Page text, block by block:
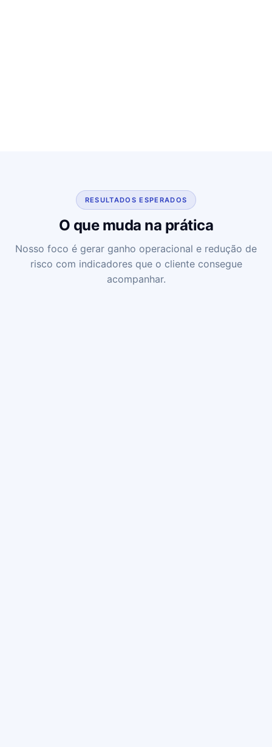
RESULTADOS ESPERADOS
O que muda na prática
Nosso foco é gerar ganho operacional e redução de
risco com indicadores que o cliente consegue
acompanhar.